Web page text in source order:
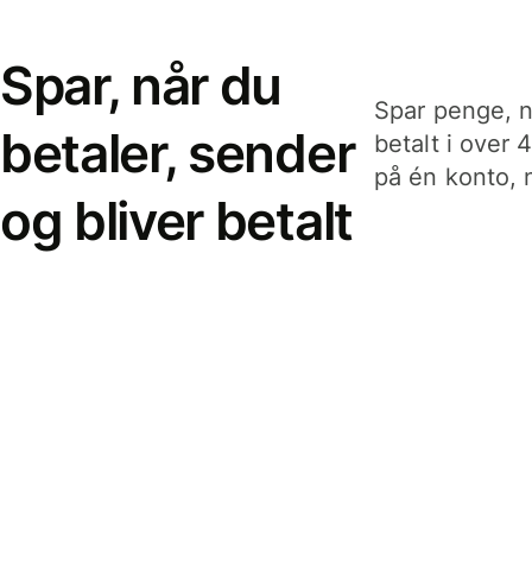
Spar, når du
betaler, sender
og bliver betalt
Spar penge,
betalt i over
på én konto,